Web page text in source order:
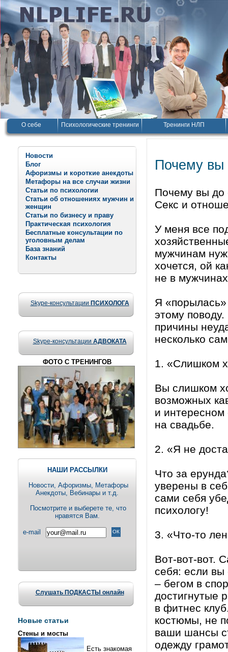
О себе Психологические тренинги Тренинги НЛП
Новости
Блог
Афоризмы и короткие анекдоты
Метафоры на все случаи жизни
Статьи по психологии
Статьи об отношениях мужчин и
женщин
Статьи по бизнесу и праву
Практическая психология
Бесплатные консультации по
уголовным делам
База знаний
Контакты
Skype-консультации ПСИХОЛОГА
Skype-консультации АДВОКАТА
ФОТО С ТРЕНИНГОВ
НАШИ РАССЫЛКИ
Новости, Aфоризмы, Метафоры
Анекдоты, Вебинары и т.д.
Посмотрите и выберете те, что
нравятся Вам.
e-mail
Слушать ПОДКАСТЫ онлайн
Новые статьи
Стены и мосты
Есть знакомая
Почему вы
Почему вы до
Секс и
У меня все
мужчинам
хочется, ой
не в
Я
этому
причины
несколько
1. «Слишком
Вы слишком
возможных
и
на свадьбе.
2. «Я не
Что за
уверены в
сами себя
психологу!
3. «Что-то
Вот-вот-вот.
себя: если вы
– бегом в
достигнутые
в фитнес
костюмы, не
ваши шансы
одежду